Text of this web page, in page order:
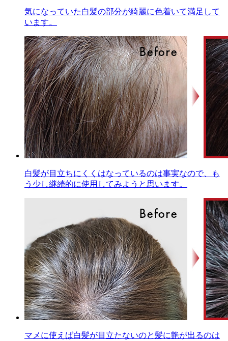
気になっていた白髪の部分が綺麗に色着いて満足して
います。
白髪が目立ちにくくはなっているのは事実なので、も
う少し継続的に使用してみようと思います。
マメに使えば白髪が目立たないのと髪に艶が出るのは